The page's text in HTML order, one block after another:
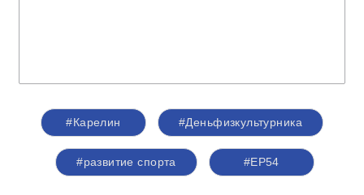
#Карелин #Деньфизкультурника
#развитие спорта #ЕР54